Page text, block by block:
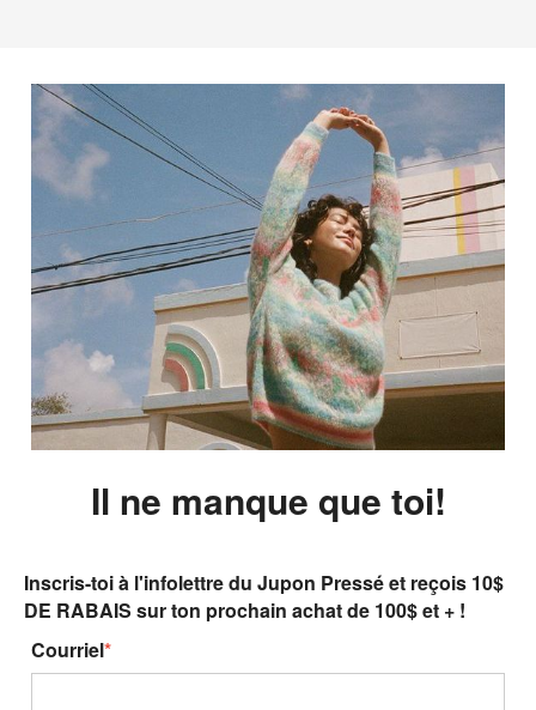
Il ne manque que toi!
Inscris-toi à l'infolettre du Jupon Pressé et reçois 10$
DE RABAIS sur ton prochain achat de 100$ et + !
Courriel*